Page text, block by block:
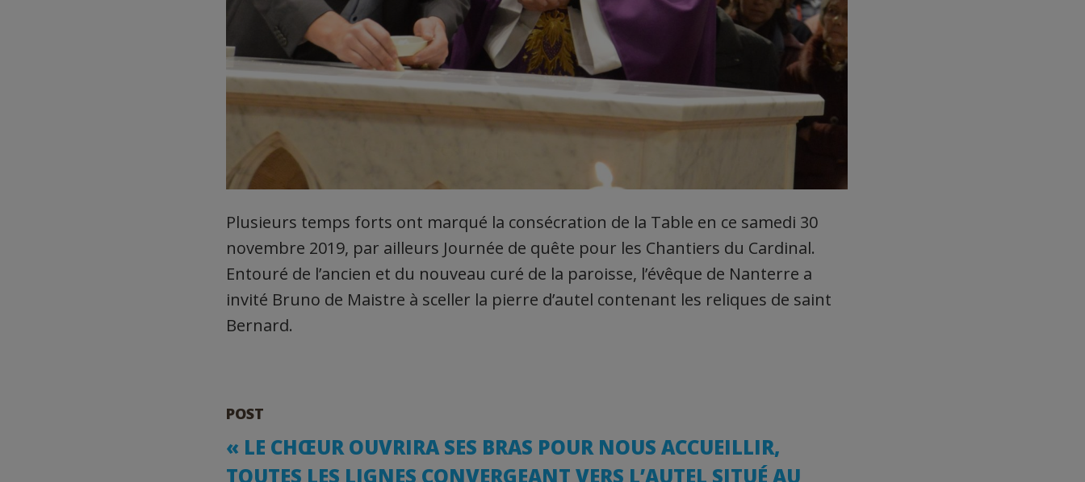
Plusieurs temps forts ont marqué la consécration de la Table en ce samedi 30
novembre 2019, par ailleurs Journée de quête pour les Chantiers du Cardinal.
Entouré de l’ancien et du nouveau curé de la paroisse, l’évêque de Nanterre a
invité Bruno de Maistre à sceller la pierre d’autel contenant les reliques de saint
Bernard.
POST
« LE CHŒUR OUVRIRA SES BRAS POUR NOUS ACCUEILLIR,
TOUTES LES LIGNES CONVERGEANT VERS L’AUTEL SITUÉ AU